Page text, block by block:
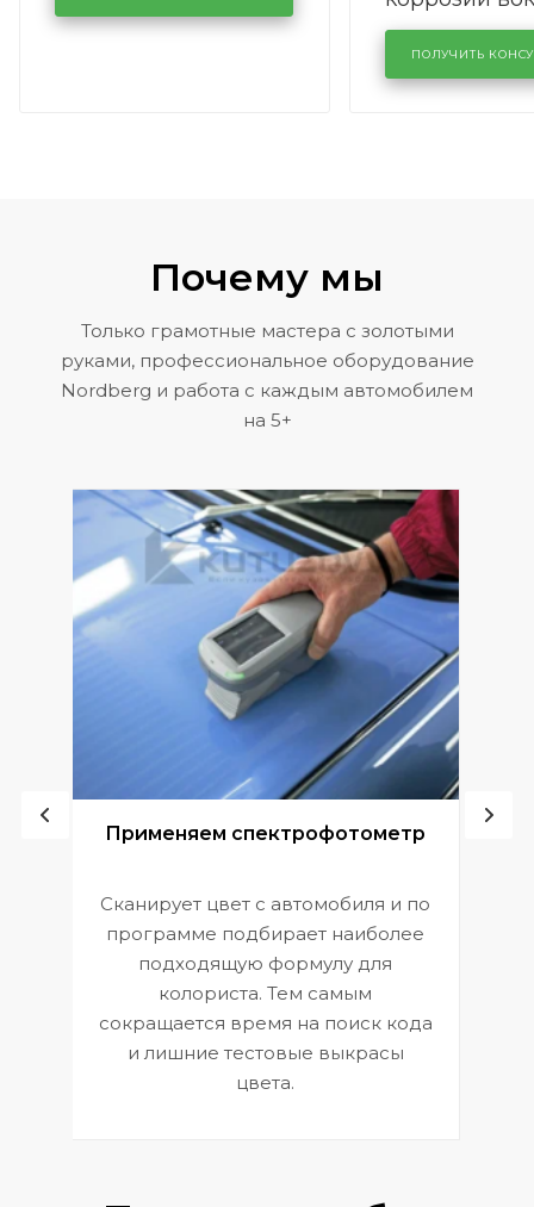
KUTUZOVV
лобового
районе
Volkswagen
ПОЛУЧИТЬ
Почему мы
Только грамотные мастера с золотыми
руками, профессиональное оборудование
Nordberg и работа с каждым автомобилем
на 5+
Применяем спектрофотометр
Сканирует цвет с автомобиля и по
программе подбирает наиболее
подходящую формулу для
колориста. Тем самым
сокращается время на поиск кода
и лишние тестовые выкрасы
цвета.